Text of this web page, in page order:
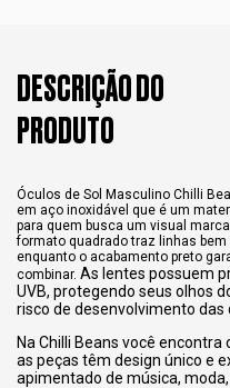
DESCRIÇÃO DO
PRODUTO
Óculos de Sol Masculino Chilli
em aço inoxidável que é um
para quem busca um visual
formato quadrado traz linhas
enquanto o acabamento preto
combinar. As lentes possuem
UVB, protegendo seus olhos
risco de desenvolvimento das
Na Chilli Beans você
as peças têm design único e
apimentado de música,